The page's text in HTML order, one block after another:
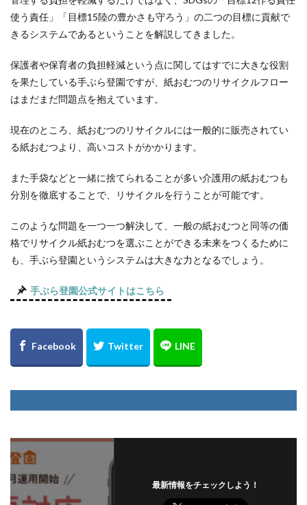
使う責任」「目標15陸の豊かさも守ろう」の二つの目標に貢献で
きるシステムであるということを解説してきました。
保護者や保育者の負担軽減という点に関してはすでに大きな役割
を果たしている手ぶら登園ですが、紙おむつのリサイクルフロー
はまだまだ問題点を抱えています。
現在のところ、紙おむつのリサイクルには一般的に販売されてい
る紙おむつより、高いコストがかかります。
また手袋などと一緒に捨てられることが多い介護用の紙おむつも
分別を徹底することで、リサイクルを行うことが可能です。
このような問題を一つ一つ解決して、一般の紙おむつと同等の価
格でリサイクル紙おむつを選ぶことができる未来をつくるために
も、手ぶら登園というシステムは大きな力となるでしょう。
手ぶら登園公式サイトはこちら
最新情報をチェックしよう！